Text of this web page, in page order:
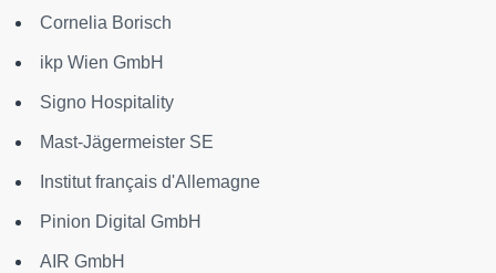
Cornelia Borisch
ikp Wien GmbH
Signo Hospitality
Mast-Jägermeister SE
Institut français d'Allemagne
Pinion Digital GmbH
AIR GmbH